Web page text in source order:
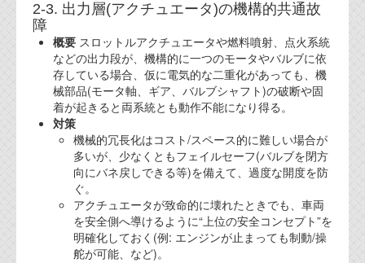
2-3. 出力層(アクチュエータ)の機構的共通故
障
概要 スロットルアクチュエータや燃料噴射、点火系統
などの出力段が、機構的に一つのモータやバルブに依
存している場合、仮に電気的な二重化があっても、機
械部品(モータ軸、ギア、バルブシャフト)の破断や固
着が起きると両系統とも動作不能になり得る。
対策
機械的冗長化はコスト/スペース的に難しい場合が
多いが、少なくともフェイルセーフ(バルブを閉方
向にバネ戻しできる等)を備えて、過度な開度を防
ぐ。
アクチュエータが致命的に壊れたときでも、車両
を安全側へ導けるように“上位の安全コンセプト”を
明確化しておく(例: エンジンが止まっても制動/操
舵が可能、など)。